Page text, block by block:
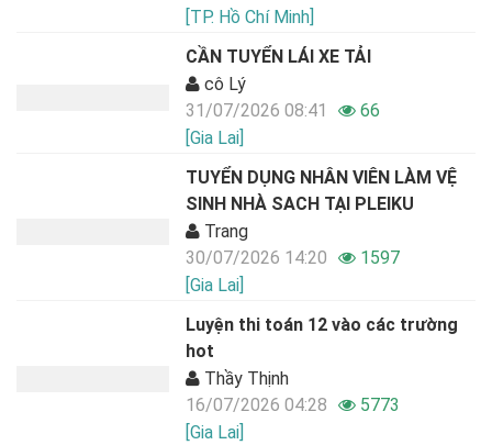
[TP. Hồ Chí Minh]
CẦN TUYỂN LÁI XE TẢI
cô Lý
31/07/2026 08:41
66
[Gia Lai]
TUYỂN DỤNG NHÂN VIÊN LÀM VỆ
SINH NHÀ SACH TẠI PLEIKU
Trang
30/07/2026 14:20
1597
[Gia Lai]
Luyện thi toán 12 vào các trường
hot
Thầy Thịnh
16/07/2026 04:28
5773
[Gia Lai]